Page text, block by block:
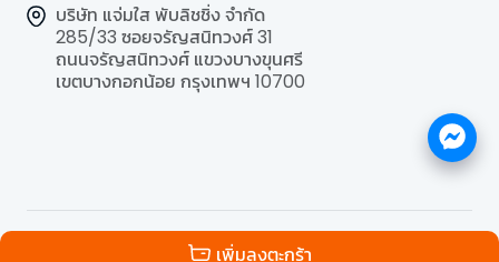
เพิ่มลงตะกร้า
บริษัท แจ่มใส พับลิชชิ่ง จำกัด
285/33 ซอยจรัญสนิทวงศ์ 31
ถนนจรัญสนิทวงศ์ แขวงบางขุนศรี
เขตบางกอกน้อย กรุงเทพฯ 10700
All Rights Reserved | Powered by